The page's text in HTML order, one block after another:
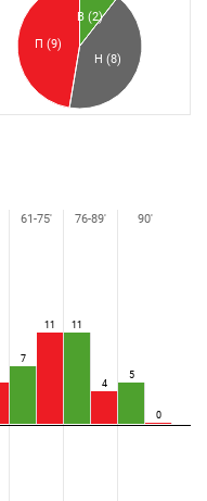
В (2)
Н (8)
П (9)
7
11 11
4
5
0
61-75' 76-89' 90'